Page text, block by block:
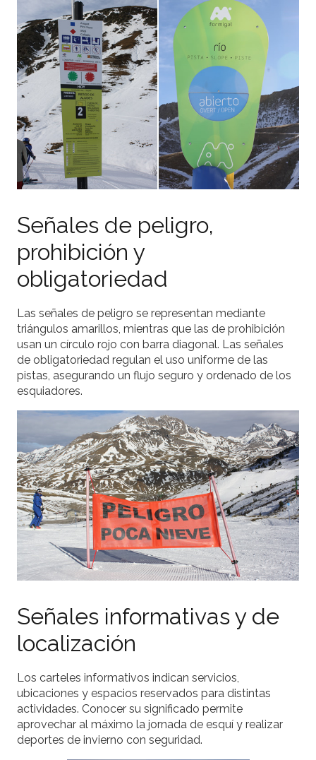
Señales de peligro,
prohibición y
obligatoriedad
Las señales de peligro se representan mediante
triángulos amarillos, mientras que las de prohibición
usan un círculo rojo con barra diagonal. Las señales
de obligatoriedad regulan el uso uniforme de las
pistas, asegurando un flujo seguro y ordenado de los
esquiadores.
Señales informativas y de
localización
Los carteles informativos indican servicios,
ubicaciones y espacios reservados para distintas
actividades. Conocer su significado permite
aprovechar al máximo la jornada de esquí y realizar
deportes de invierno con seguridad.